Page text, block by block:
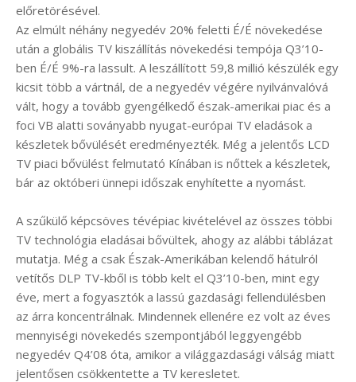
előretörésével.
Az elmúlt néhány negyedév 20% feletti É/É növekedése
után a globális TV kiszállítás növekedési tempója Q3’10-
ben É/É 9%-ra lassult. A leszállított 59,8 millió készülék egy
kicsit több a vártnál, de a negyedév végére nyilvánvalóvá
vált, hogy a tovább gyengélkedő észak-amerikai piac és a
foci VB alatti soványabb nyugat-európai TV eladások a
készletek bővülését eredményezték. Még a jelentős LCD
TV piaci bővülést felmutató Kínában is nőttek a készletek,
bár az októberi ünnepi időszak enyhítette a nyomást.
A szűkülő képcsöves tévépiac kivételével az összes többi
TV technológia eladásai bővültek, ahogy az alábbi táblázat
mutatja. Még a csak Észak-Amerikában kelendő hátulról
vetítős DLP TV-kből is több kelt el Q3’10-ben, mint egy
éve, mert a fogyasztók a lassú gazdasági fellendülésben
az árra koncentrálnak. Mindennek ellenére ez volt az éves
mennyiségi növekedés szempontjából leggyengébb
negyedév Q4’08 óta, amikor a világgazdasági válság miatt
jelentősen csökkentette a TV keresletet.